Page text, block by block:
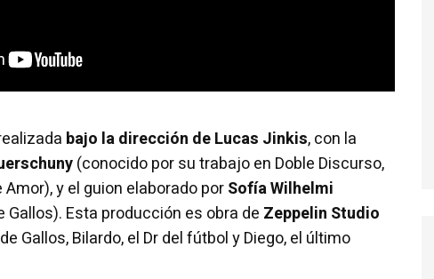
bajo la dirección de Lucas Jinkis, con la
(conocido por su trabajo en Doble Discurso,
y el guion elaborado porSofía Wilhelmi
Gallos). Esta producción es obra de Zeppelin Studio
Gallos, Bilardo, el Dr del fútbol y Diego, el último